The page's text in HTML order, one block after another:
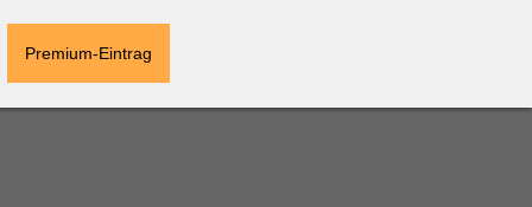
Premium-Eintrag